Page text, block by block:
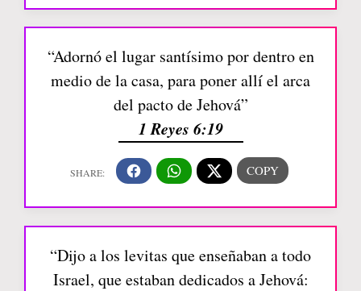
“Adornó el lugar santísimo por dentro en
medio de la casa, para poner allí el arca
del pacto de Jehová”
1 Reyes 6:19
“Dijo a los levitas que enseñaban a todo
Israel, que estaban dedicados a Jehová: